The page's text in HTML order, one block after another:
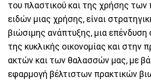
του πλαστικού και της χρήσης των
ειδών μιας χρήσης, είναι
βιώσιμης ανάπτυξης, μια επένδυση
της κυκλικής οικονομίας και στην
ακτών και των θαλασσών μας, με
εφαρμογή βέλτιστων πρακτικών